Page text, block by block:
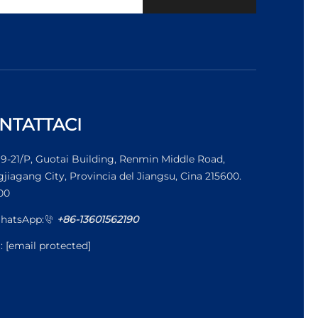
21/P, Guotai Building, Renmin Middle Road,
City, Provincia del Jiangsu, Cina 215600.
+86-13601562190
[email protected]